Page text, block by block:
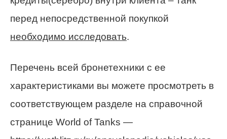
перед непосредственной покупкой
необходимо исследовать.
Перечень всей бронетехники с ее
характеристиками вы можете просмотреть в
соответствующем разделе на справочной
странице World of Tanks —